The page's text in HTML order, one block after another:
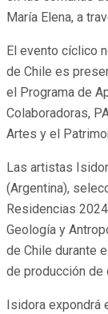
María Elena, a
El evento cíclico
de Chile es
el Programa de
Colaboradoras,
Artes y el
Las artistas
(Argentina),
Residencias
Geología y
de Chile durante
de producción de
Isidora expondrá